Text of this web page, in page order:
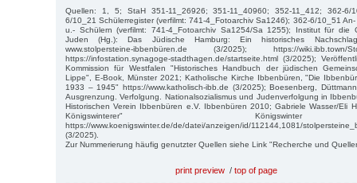
Quellen: 1, 5; StaH 351-11_26926; 351-11_40960; 352-11_412; 362-6/
6/10_21 Schülerregister (verfilmt: 741-4_Fotoarchiv Sa1246); 362-6/10_51
u.- Schülern (verfilmt: 741-4_Fotoarchiv Sa1254/Sa 1255); Institut für die
Juden (Hg.): Das Jüdische Hamburg: Ein historisches
www.stolpersteine-ibbenbüren.de (3/2025); https://wiki.ibb.town/
https://infostation.synagoge-stadthagen.de/startseite.html (3/2025);
Kommission für Westfalen "Historisches Handbuch der jüdischen
Lippe", E-Book, Münster 2021; Katholische Kirche Ibbenbüren, "Die
1933 – 1945" https://www.katholisch-ibb.de (3/2025); Boesenberg,
Ausgrenzung. Verfolgung. Nationalsozialismus und Judenverfolgung in
Historischen Verein Ibbenbüren e.V. Ibbenbüren 2010; Gabriele Wasser/Eli
Königswinterer"
https://www.koenigswinter.de/de/datei/anzeigen/id/112144,1081/
(3/2025).
Zur Nummerierung häufig genutzter Quellen siehe Link "Recherche und
print preview / top of page